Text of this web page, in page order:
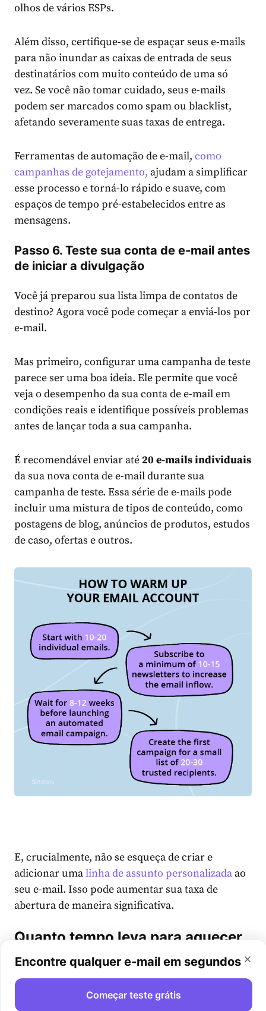
olhos de vários ESPs.
Além disso, certifique-se de espaçar seus e-mails
para não inundar as caixas de entrada de seus
destinatários com muito conteúdo de uma só
vez. Se você não tomar cuidado, seus e-mails
podem ser marcados como spam ou blacklist,
afetando severamente suas taxas de entrega.
Ferramentas de automação de e-mail, como
campanhas de gotejamento, ajudam a simplificar
esse processo e torná-lo rápido e suave, com
espaços de tempo pré-estabelecidos entre as
mensagens.
Passo 6. Teste sua conta de e-mail antes
de iniciar a divulgação
Você já preparou sua lista limpa de contatos de
destino? Agora você pode começar a enviá-los por
e-mail.
Mas primeiro, configurar uma campanha de teste
parece ser uma boa ideia. Ele permite que você
veja o desempenho da sua conta de e-mail em
condições reais e identifique possíveis problemas
antes de lançar toda a sua campanha.
É recomendável enviar até 20 e-mails individuais
da sua nova conta de e-mail durante sua
campanha de teste. Essa série de e-mails pode
incluir uma mistura de tipos de conteúdo, como
postagens de blog, anúncios de produtos, estudos
de caso, ofertas e outros.
E, crucialmente, não se esqueça de criar e
adicionar umalinha de assunto personalizada ao
seu e-mail. Isso pode aumentar sua taxa de
abertura de maneira significativa.
Quanto tempo leva para aquecer
um e-mail?
Pode levar algum tempo para aquecer uma conta
de e-mail e começar a ver os resultados de suas
Encontre qualquer e-mail em segundos
Começar teste grátis